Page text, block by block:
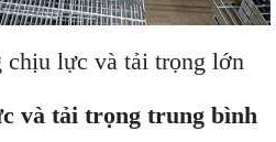
chịu lực và tải trọng lớn
và tải trọng trung bình